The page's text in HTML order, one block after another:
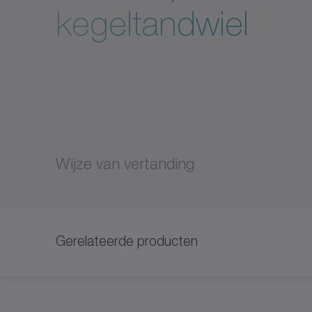
kegeltandwiel
Wijze van vertanding
Gerelateerde producten